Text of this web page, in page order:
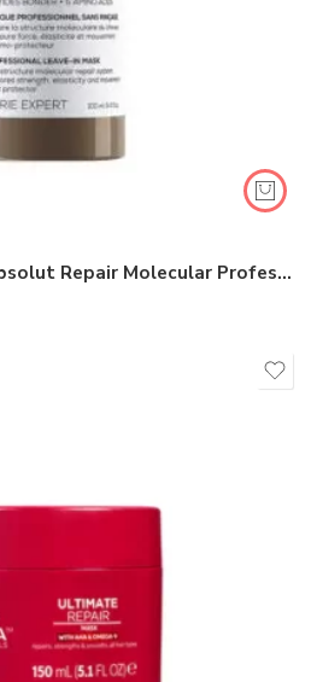
L’Oréal Professionnel Absolut Repair Molecular Professional Leave-in Mask 100ml